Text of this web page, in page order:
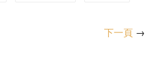
下一頁 →